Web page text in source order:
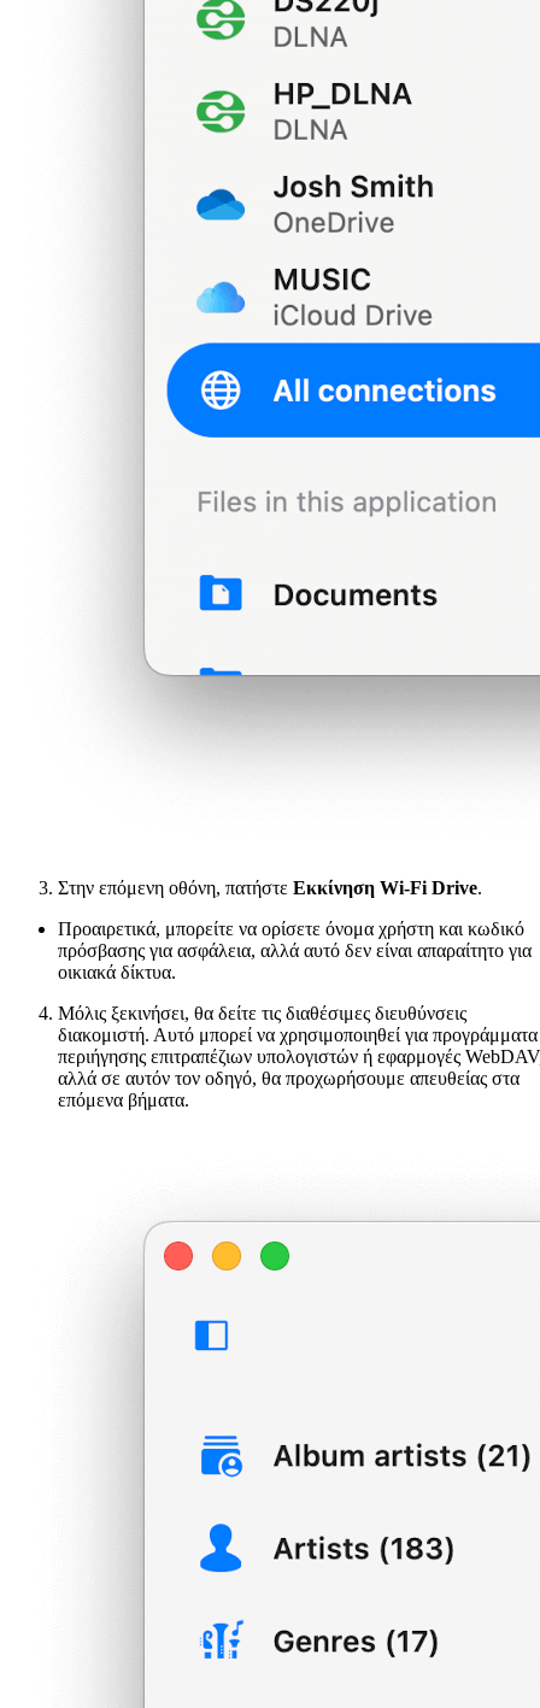
Στην επόμενη οθόνη, πατήστε Εκκίνηση Wi-Fi Drive.
Προαιρετικά, μπορείτε να ορίσετε όνομα χρήστη και κωδικό
πρόσβασης για ασφάλεια, αλλά αυτό δεν είναι απαραίτητο για
οικιακά δίκτυα.
Μόλις ξεκινήσει, θα δείτε τις διαθέσιμες διευθύνσεις
διακομιστή. Αυτό μπορεί να χρησιμοποιηθεί για προγράμματα
περιήγησης επιτραπέζιων υπολογιστών ή εφαρμογές
αλλά σε αυτόν τον οδηγό, θα προχωρήσουμε απευθείας στα
επόμενα βήματα.